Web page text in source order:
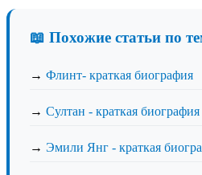
📖 Похожие статьи по
→ Флинт- краткая биография
→ Султан - краткая биография
→ Эмили Янг - краткая